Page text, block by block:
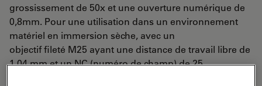
grossissement de 50x et une ouverture numérique de
0,8mm. Pour une utilisation dans un environnement
matériel en immersion sèche, avec un
objectif fileté M25 ayant une distance de travail libre de
1,04 mm et un NC (numéro de champ) de 25.